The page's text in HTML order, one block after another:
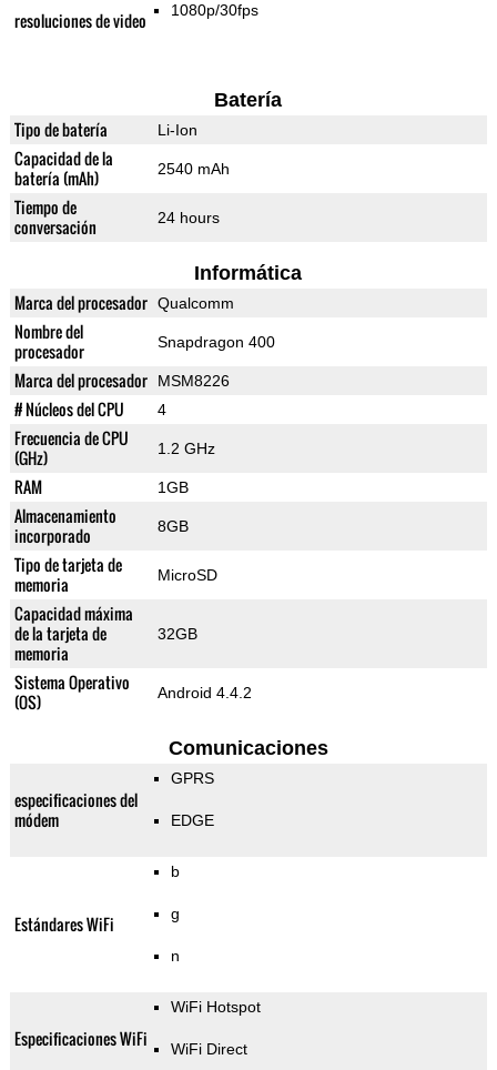
resoluciones de video 1080p/30fps
Batería
Tipo de batería Li-Ion
Capacidad de la
batería (mAh)
2540 mAh
Tiempo de
conversación
24 hours
Informática
Marca del procesador Qualcomm
Nombre del
procesador
Snapdragon 400
Marca del procesador MSM8226
# Núcleos del CPU 4
Frecuencia de CPU
(GHz)
1.2 GHz
RAM 1GB
Almacenamiento
incorporado
8GB
Tipo de tarjeta de
memoria
MicroSD
Capacidad máxima
de la tarjeta de
memoria
32GB
Sistema Operativo
(OS)
Android 4.4.2
Comunicaciones
especificaciones del
módem
GPRS
EDGE
Estándares WiFi
b
g
n
Especificaciones WiFi
WiFi Hotspot
WiFi Direct